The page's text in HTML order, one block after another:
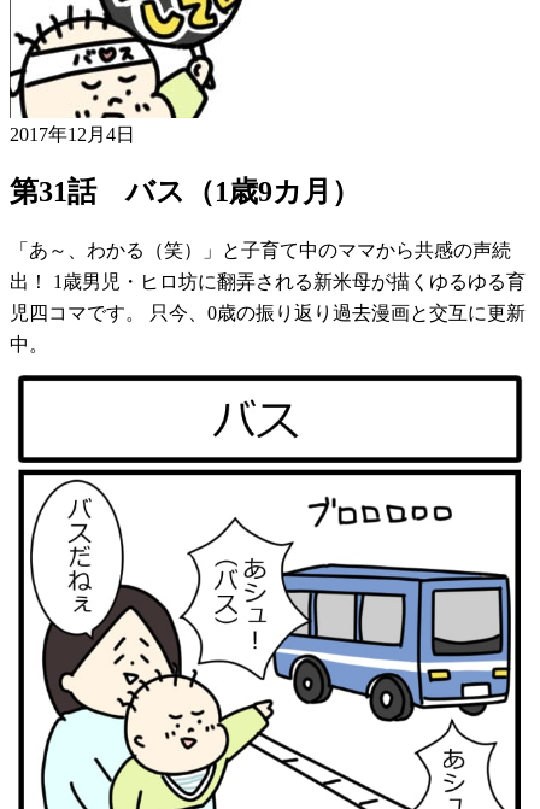
2017年12月4日
第31話 バス（1歳9カ月）
「あ～、わかる（笑）」と子育て中のママから共感の声続
出！ 1歳男児・ヒロ坊に翻弄される新米母が描くゆるゆる育
児四コマです。 只今、0歳の振り返り過去漫画と交互に更新
中。